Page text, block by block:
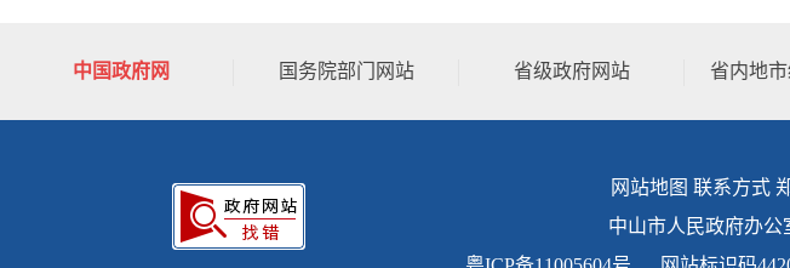
中国政府网 国务院部门网站 省级政府网站 省内地
网站地图 联系方式
中山市人民政府办